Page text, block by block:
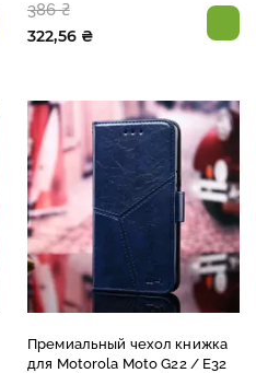
386 ₴
322,56 ₴
Премиальный чехол книжка
для Motorola Moto G22 / E32